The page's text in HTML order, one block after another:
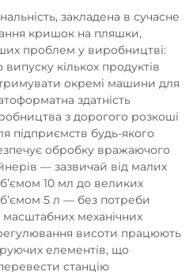
закладена в сучасне
кришок на пляшки,
проблем у виробництві:
кількох продуктів
окремі машини для
здатність
з дорогого розкоші
підприємств будь-якого
обробку вражаючого
— зазвичай від малих
10 мл до великих
5 л — без потреби
механічних
висоти працюють
елементів, що
станцію